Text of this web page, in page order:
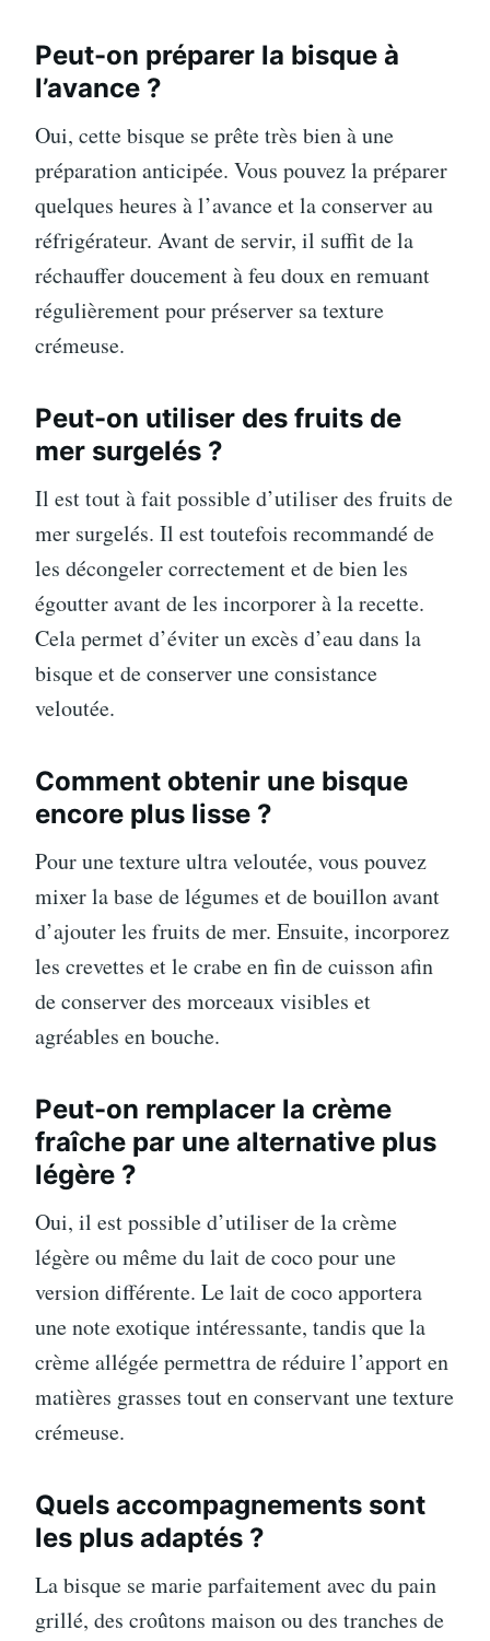
Peut-on préparer la bisque à
l’avance ?
Oui, cette bisque se prête très bien à une
préparation anticipée. Vous pouvez la préparer
quelques heures à l’avance et la conserver au
réfrigérateur. Avant de servir, il suffit de la
réchauffer doucement à feu doux en remuant
régulièrement pour préserver sa texture
crémeuse.
Peut-on utiliser des fruits de
mer surgelés ?
Il est tout à fait possible d’utiliser des fruits de
mer surgelés. Il est toutefois recommandé de
les décongeler correctement et de bien les
égoutter avant de les incorporer à la recette.
Cela permet d’éviter un excès d’eau dans la
bisque et de conserver une consistance
veloutée.
Comment obtenir une bisque
encore plus lisse ?
Pour une texture ultra veloutée, vous pouvez
mixer la base de légumes et de bouillon avant
d’ajouter les fruits de mer. Ensuite, incorporez
les crevettes et le crabe en fin de cuisson afin
de conserver des morceaux visibles et
agréables en bouche.
Peut-on remplacer la crème
fraîche par une alternative plus
légère ?
Oui, il est possible d’utiliser de la crème
légère ou même du lait de coco pour une
version différente. Le lait de coco apportera
une note exotique intéressante, tandis que la
crème allégée permettra de réduire l’apport en
matières grasses tout en conservant une texture
crémeuse.
Quels accompagnements sont
les plus adaptés ?
La bisque se marie parfaitement avec du pain
grillé, des croûtons maison ou des tranches de